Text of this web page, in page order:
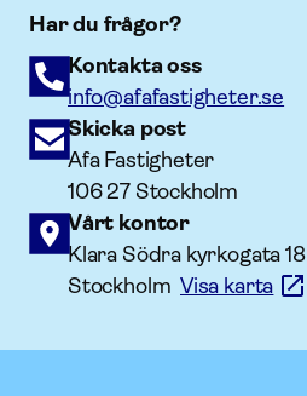
Har du frågor?
Kontakta oss
info@afafastigheter.se
Skicka post
Afa Fastigheter
106 27 Stockholm
Vårt kontor
Klara Södra kyrkogata 18
StockholmVisa karta